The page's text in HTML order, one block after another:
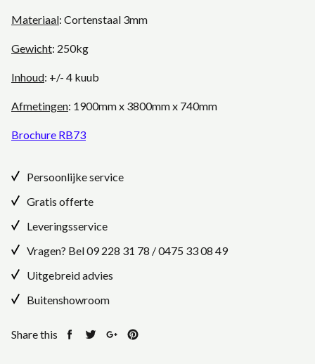
Materiaal: Cortenstaal 3mm
Gewicht: 250kg
Inhoud: +/- 4 kuub
Afmetingen: 1900mm x 3800mm x 740mm
Brochure RB73
Persoonlijke service
Gratis offerte
Leveringsservice
Vragen? Bel09 228 31 78 /0475 33 08 49
Uitgebreid advies
Buitenshowroom
Share this